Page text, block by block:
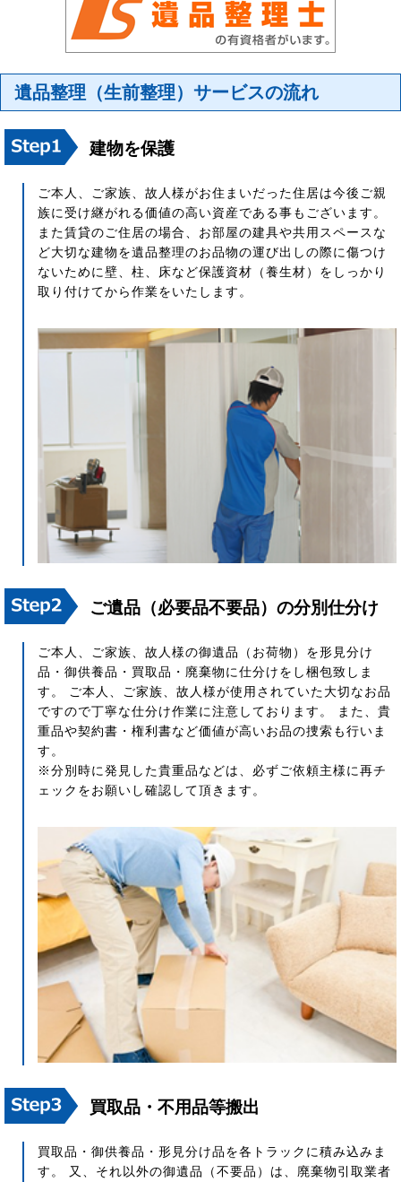
遺品整理（生前整理）サービスの流れ
建物を保護
ご本人、ご家族、故人様がお住まいだった住居は今後ご親
族に受け継がれる価値の高い資産である事もございます。
また賃貸のご住居の場合、お部屋の建具や共用スペースな
ど大切な建物を遺品整理のお品物の運び出しの際に傷つけ
ないために壁、柱、床など保護資材（養生材）をしっかり
取り付けてから作業をいたします。
ご遺品（必要品不要品）の分別仕分け
ご本人、ご家族、故人様の御遺品（お荷物）を形見分け
品・御供養品・買取品・廃棄物に仕分けをし梱包致しま
す。 ご本人、ご家族、故人様が使用されていた大切なお品
ですので丁寧な仕分け作業に注意しております。 また、貴
重品や契約書・権利書など価値が高いお品の捜索も行いま
す。
※分別時に発見した貴重品などは、必ずご依頼主様に再チ
ェックをお願いし確認して頂きます。
買取品・不用品等搬出
買取品・御供養品・形見分け品を各トラックに積み込みま
す。 又、それ以外の御遺品（不要品）は、廃棄物引取業者